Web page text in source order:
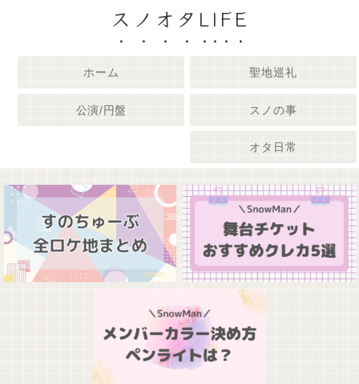
スノオタLIFE
ホーム 聖地巡礼
公演/円盤 スノの事
オタ日常